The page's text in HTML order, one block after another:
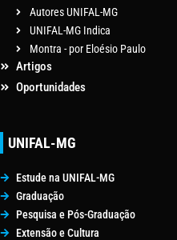
Autores UNIFAL-MG
UNIFAL-MG Indica
Montra - por Eloésio Paulo
Artigos
Oportunidades
UNIFAL-MG
Estude na UNIFAL-MG
Graduação
Pesquisa e Pós-Graduação
Extensão e Cultura